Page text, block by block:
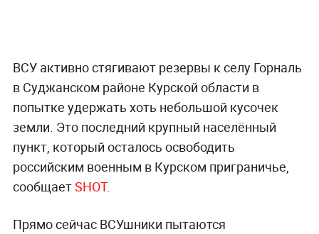
ВСУ активно стягивают резервы к селу Горналь
в Суджанском районе Курской области в
попытке удержать хоть небольшой кусочек
земли. Это последний крупный населённый
пункт, который осталось освободить
российским военным в Курском приграничье,
сообщаетSHOT.
Прямо сейчас ВСУшники пытаются